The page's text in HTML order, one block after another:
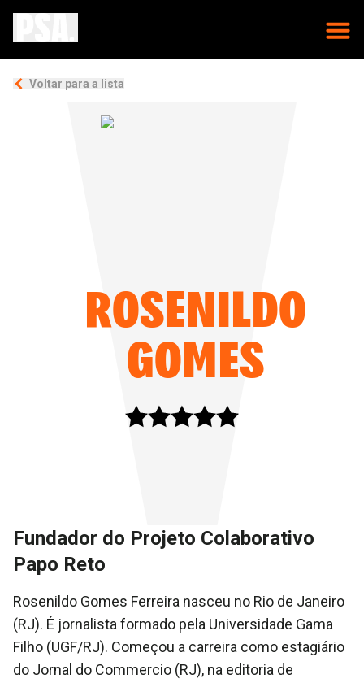
Voltar para a lista
ROSENILDO
GOMES
Fundador do Projeto Colaborativo
Papo Reto
Rosenildo Gomes Ferreira nasceu no Rio de Janeiro
(RJ). É jornalista formado pela Universidade Gama
Filho (UGF/RJ). Começou a carreira como estagiário
do Jornal do Commercio (RJ), na editoria de